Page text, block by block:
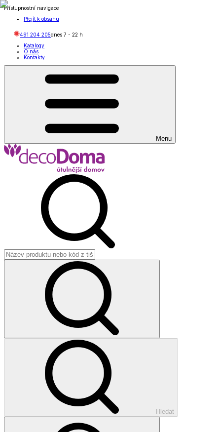
Přístupnostní navigace
Přejít k obsahu
491 204 205dnes 7 - 22 h
Katalogy
O nás
Kontakty
Menu
Hledat